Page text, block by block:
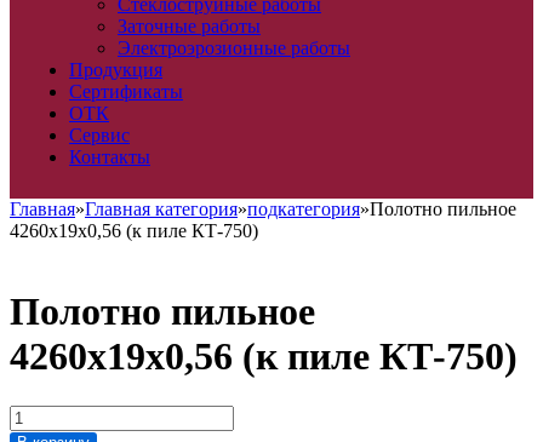
Стеклоструйные работы
Заточные работы
Электроэрозионные работы
Продукция
Сертификаты
ОТК
Сервис
Контакты
Главная»Главная категория»подкатегория»Полотно пильное
4260х19х0,56 (к пиле КТ-750)
Полотно пильное
4260х19х0,56 (к пиле КТ-750)
Количество
товара